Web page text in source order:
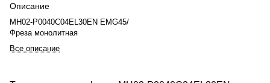
Описание
MH02-P0040C04EL30EN EMG45/
Фреза монолитная
Все описание